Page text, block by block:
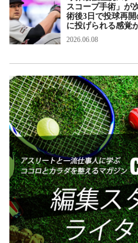
スコープ手術」が
術後3日で投球再
に投げられる感覚
2026.06.08